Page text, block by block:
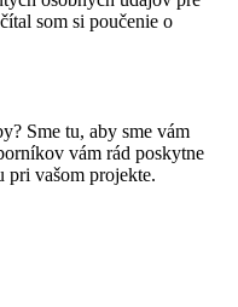
som si poučenie o
Sme tu, aby sme vám
vám rád poskytne
pri vašom projekte.